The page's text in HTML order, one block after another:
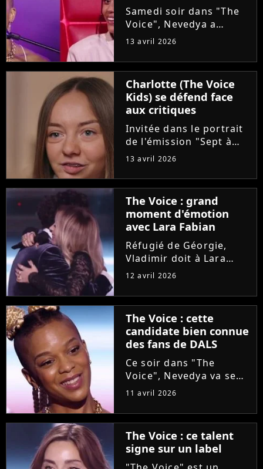
Samedi soir dans "The
Voice", Nevedya a
proposé une version
"Pourquoi tu restes"
d'Amel Bent. Un
moment chargé en
émotion qui n'a
néanmoins pas fait se
retourner...
13 avril 2026
Charlotte (The Voice
Kids) se défend face
aux critiques
Invitée dans le portrait
de l'émission "Sept à
Huit", Charlotte est
diagnostiqué à l'âge de
8 ans. La maladie et les
opérations de la
dernière gagnante de
"The...
13 avril 2026
The Voice : grand
moment d'émotion
avec Lara Fabian
Réfugié de Géorgie,
Vladimir doit à Lara
Fabian son
français et sa vocation
de chanteur. Sur le
plateau de "The Voice"
hier soir, le candidat a
réalisé son rêve :...
12 avril 2026
The Voice : cette
candidate bien connue
des fans de DALS
Ce soir dans "The
Voice", Nevedya va se
confronter aux coachs
l'aveugle. La chanteuse
n'est pas une parfaite
inconnue pour les fans
de "Danse avec les
stars",...
11 avril 2026
The Voice : ce talent
signe sur un label